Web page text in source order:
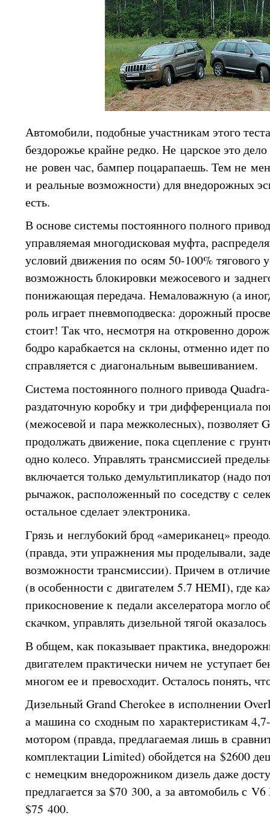
Автомобили, подобные участникам этого
бездорожье крайне редко. Не царское это
не ровен час, бампер поцарапаешь. Тем не
и реальные возможности) для внедорожных
есть.
В основе системы постоянного полного
управляемая многодисковая муфта,
условий движения по осям 50-100% тягового
возможность блокировки меж­осевого и
понижающая передача. Немаловажную (а
роль играет пневмоподвеска: дорожный
стоит! Так что, несмотря на откровенно
бодро карабкается на склоны, отменно идет
справляется с диагональным вывешиванием.
Система постоянного полного привода
раздаточную коробку и три дифференциала
(межосевой и пара межколесных), позволяет
продолжать движение, пока сцепление с
одно колесо. Управлять трансмиссией
включается только демультипликатор (надо
рычажок, расположенный по соседству с
остальное сделает электроника.
Грязь и неглубокий брод «американец»
(правда, эти упражнения мы проделывали,
возможности трансмиссии). Причем в
(в особенности с двигателем 5.7 HEMI), где
прикосновение к педали акселератора могло
скачком, управлять дизельной тягой
В общем, как показывает практика,
двигателем практически ничем не уступает
многом ее и превосходит. Осталось понять,
Дизельный Grand Cherokee в исполнении
а машина со сходным по характеристикам
мотором (правда, предлагаемая лишь в
комплектации Limited) обойдется на $2600
с немецким внедорожником дизель даже
предлагается за $70 300, а за автомобиль с
$75 400.